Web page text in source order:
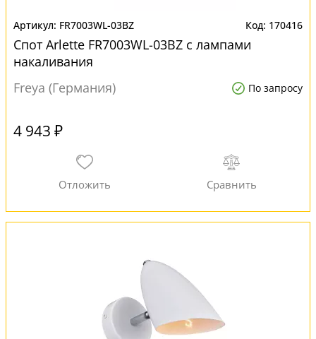
FR7003WL-03BZ 170416
Спот Arlette FR7003WL-03BZ с лампами
накаливания
Freya (Германия)
По запросу
4 943 ₽